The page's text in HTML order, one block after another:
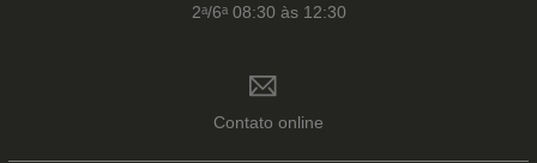
2ᵃ/6ᵃ 08:30 às 12:30
Contato online